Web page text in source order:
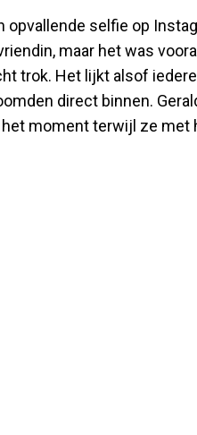
opvallende selfie op
maar het was
trok. Het lijkt alsof
direct binnen.
moment terwijl ze met